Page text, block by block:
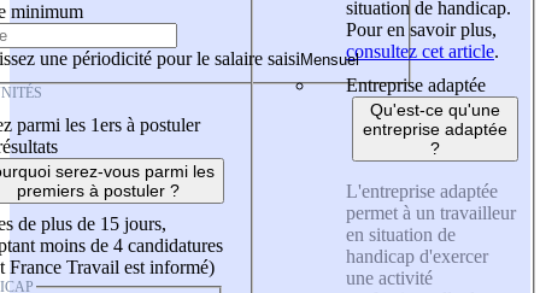
minimum
une périodicité pour le salaire saisi
parmi les 1ers à postuler
serez-vous parmi les
premiers à postuler ?
de plus de 15 jours,
moins de 4 candidatures
France Travail est informé)
situation de handicap.
Pour en savoir plus,
consultez cet article.
Entreprise adaptée
Qu'est-ce qu'une
entreprise adaptée
?
L'entreprise adaptée
permet à un travailleur
en situation de
handicap d'exercer
une activité